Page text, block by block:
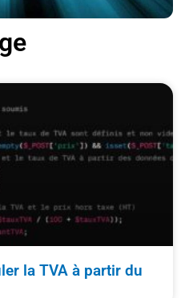
la TVA à partir du